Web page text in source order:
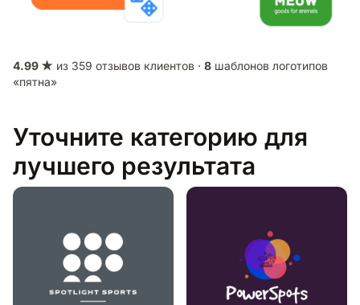
4.99 ★ из 359 отзывов клиентов · 8 шаблонов логотипов
«пятна»
Уточните категорию для
лучшего результата